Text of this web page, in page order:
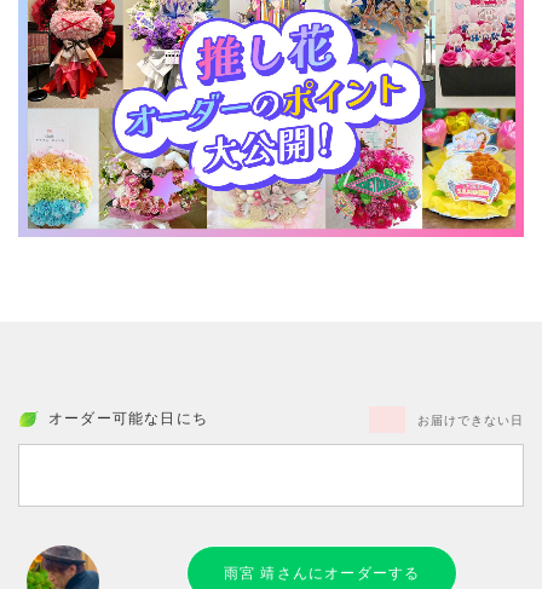
オーダー可能な日にち お届けできない日
雨宮 靖さんにオーダーする